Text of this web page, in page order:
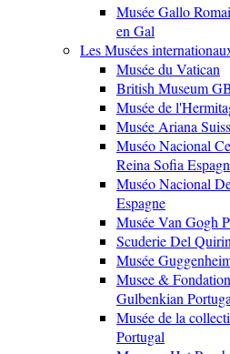
Musée Gallo
en Gal
Les Musées
Musée du Vatican
British Museum
Musée de
Musée Ariana
Muséo Nacional
Reina Sofia
Muséo Nacional
Espagne
Musée Van Gogh
Scuderie Del
Musée
Musee &
Gulbenkian
Musée de la
Portugal